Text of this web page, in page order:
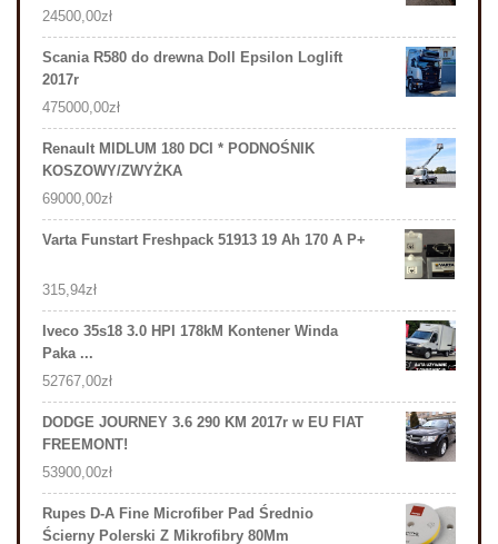
24500,00zł
Scania R580 do drewna Doll Epsilon Loglift
2017r
475000,00zł
Renault MIDLUM 180 DCI * PODNOŚNIK
KOSZOWY/ZWYŻKA
69000,00zł
Varta Funstart Freshpack 51913 19 Ah 170 A P+
315,94zł
Iveco 35s18 3.0 HPI 178kM Kontener Winda
Paka ...
52767,00zł
DODGE JOURNEY 3.6 290 KM 2017r w EU FIAT
FREEMONT!
53900,00zł
Rupes D-A Fine Microfiber Pad Średnio
Ścierny Polerski Z Mikrofibry 80Mm